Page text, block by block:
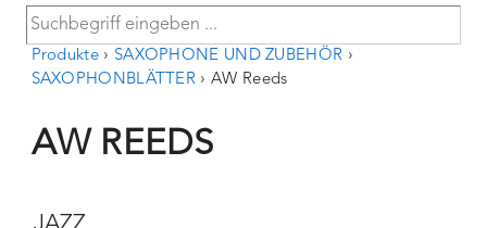
Produkte › SAXOPHONE UND ZUBEHÖR ›
SAXOPHONBLÄTTER › AW Reeds
AW REEDS